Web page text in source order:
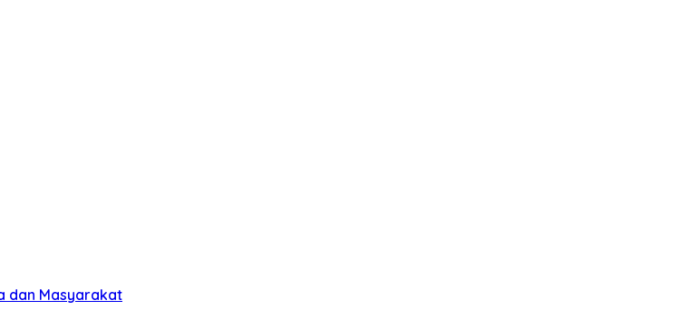
dan Masyarakat